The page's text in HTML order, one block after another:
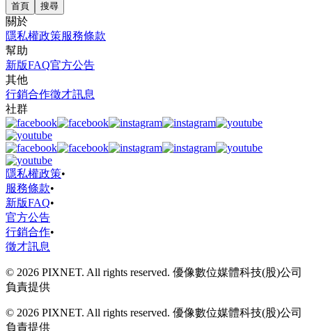
首頁 搜尋
關於
隱私權政策服務條款
幫助
新版FAQ官方公告
其他
行銷合作徵才訊息
社群
隱私權政策•
服務條款•
新版FAQ•
官方公告
行銷合作•
徵才訊息
© 2026 PIXNET. All rights reserved. 優像數位媒體科技(股)公司
負責提供
© 2026 PIXNET. All rights reserved. 優像數位媒體科技(股)公司
負責提供